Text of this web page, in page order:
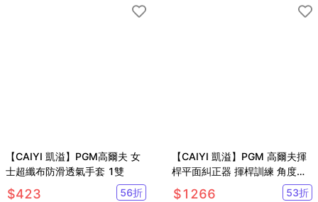
【CAIYI 凱溢】PGM高爾夫 女
士超纖布防滑透氣手套 1雙
$423 56折
【CAIYI 凱溢】PGM 高爾夫揮
桿平面糾正器 揮桿訓練 角度調
節 姿勢矯正
$1266 53折